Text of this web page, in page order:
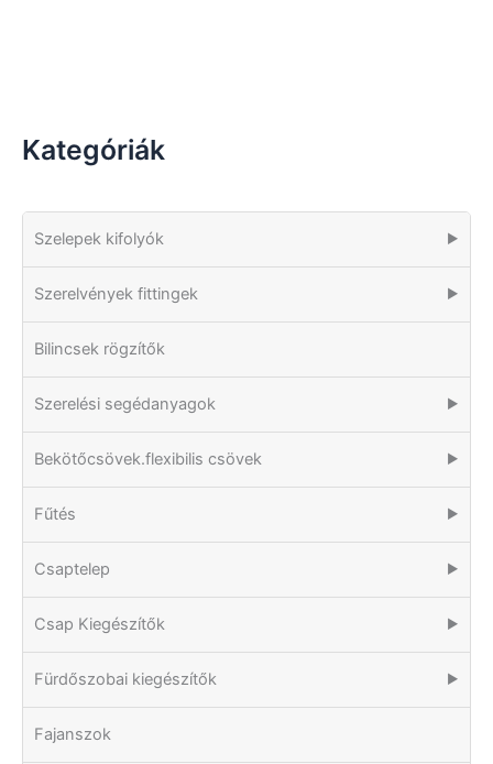
Kategóriák
Szelepek kifolyók ▶
Szerelvények fittingek ▶
Bilincsek rögzítők
Szerelési segédanyagok ▶
Bekötőcsövek.flexibilis csövek ▶
Fűtés ▶
Csaptelep ▶
Csap Kiegészítők ▶
Fürdőszobai kiegészítők ▶
Fajanszok